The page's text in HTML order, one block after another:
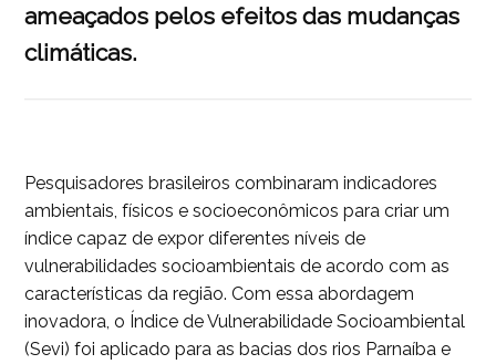
ameaçados pelos efeitos das mudanças
climáticas.
Pesquisadores brasileiros combinaram indicadores
ambientais, físicos e socioeconômicos para criar um
índice capaz de expor diferentes níveis de
vulnerabilidades socioambientais de acordo com as
características da região. Com essa abordagem
inovadora, o Índice de Vulnerabilidade Socioambiental
(Sevi) foi aplicado para as bacias dos rios Parnaíba e